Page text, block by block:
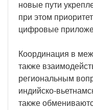
новые пути
при этом
цифровые
Координация в
также
региональным
индийско-
также